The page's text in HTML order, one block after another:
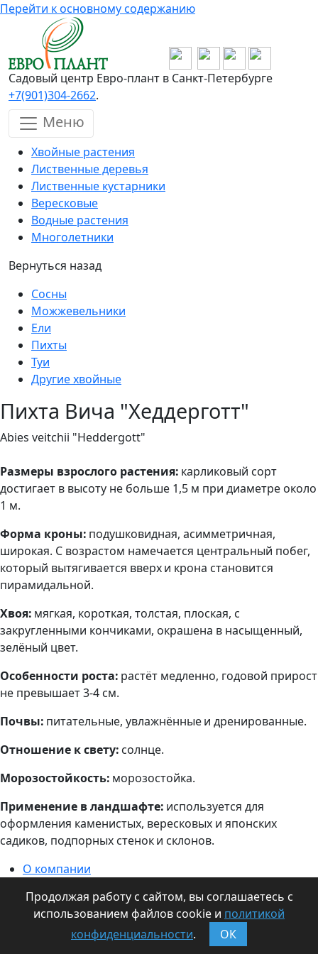
Перейти к основному содержанию
Садовый центр Евро-плант в Санкт-Петербурге
+7(901)304-2662.
Меню
Хвойные растения
Лиственные деревья
Лиственные кустарники
Вересковые
Водные растения
Многолетники
Вернуться назад
Сосны
Можжевельники
Ели
Пихты
Туи
Другие хвойные
Пихта Вича "Хеддерготт"
Abies veitchii "Heddergott"
Размеры взрослого растения: карликовый сорт
достигает в высоту не больше 1,5 м при диаметре около
1 м.
Форма кроны: подушковидная, асимметричная,
широкая. С возрастом намечается центральный побег,
который вытягивается вверх и крона становится
пирамидальной.
Хвоя: мягкая, короткая, толстая, плоская, с
закругленными кончиками, окрашена в насыщенный,
зелёный цвет.
Особенности роста: растёт медленно, годовой прирост
не превышает 3-4 см.
Почвы: питательные, увлажнённые и дренированные.
Отношение к свету: солнце.
Морозостойкость: морозостойка.
Применение в ландшафте: используется для
оформления каменистых, вересковых и японских
садиков, подпорных стенок и склонов.
О компании
Контакты
Статьи
Наши издания
Продолжая работу с сайтом, вы соглашаетесь с
использованием файлов cookie и политикой
конфиденциальности. ОК